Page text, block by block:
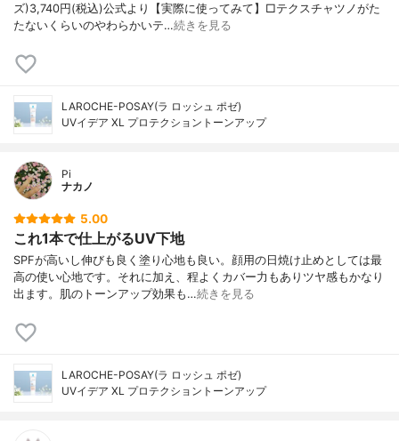
ズ)3,740円(税込)公式より【実際に使ってみて】□テクスチャツノがた
たないくらいのやわらかいテ…続きを見る
LAROCHE-POSAY(ラ ロッシュ ポゼ)
UVイデア XL プロテクショントーンアップ
Pi
ナカノ
5.00
これ1本で仕上がるUV下地
SPFが高いし伸びも良く塗り心地も良い。顔用の日焼け止めとしては最
高の使い心地です。それに加え、程よくカバー力もありツヤ感もかなり
出ます。肌のトーンアップ効果も…続きを見る
LAROCHE-POSAY(ラ ロッシュ ポゼ)
UVイデア XL プロテクショントーンアップ